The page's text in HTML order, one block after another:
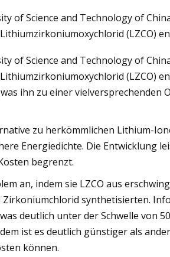
3DXTech bietet neue
of Science and Technology of
(LZCO)
of Science and Technology of
(LZCO)
ihn zu einer vielversprechenden
zu herkömmlichen Lithium-
Energiedichte. Die Entwicklung
begrenzt.
an, indem sie LZCO aus
synthetisierten.
deutlich unter der Schwelle von
ist es deutlich günstiger als
können.